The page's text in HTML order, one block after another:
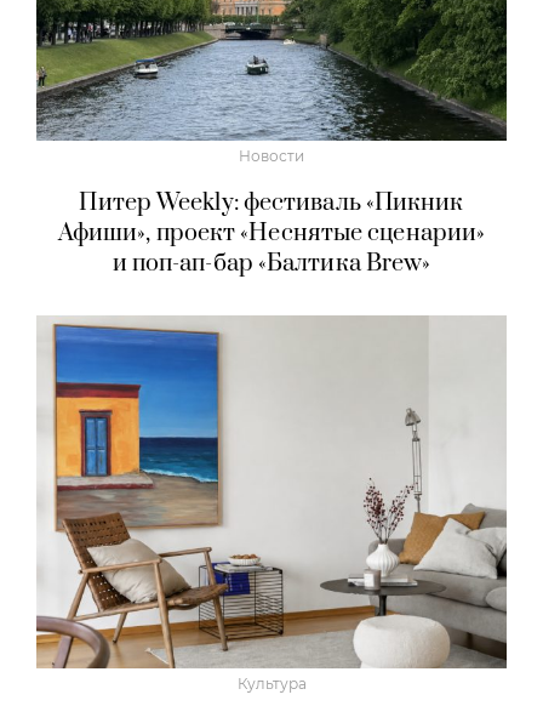
Новости
Питер Weekly: фестиваль «Пикник
Афиши», проект «Неснятые сценарии»
и поп-ап-бар «Балтика Brew»
Культура